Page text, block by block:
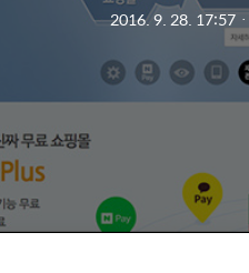
2016. 9. 28. 17:57ㆍ